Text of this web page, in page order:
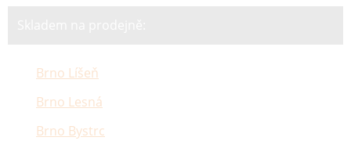
Brno Líšeň
Brno Lesná
Brno Bystrc